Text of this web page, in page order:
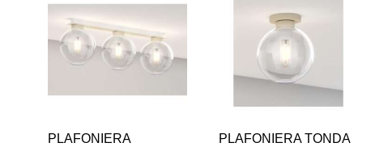
PLAFONIERA
PLAFONIERA TONDA